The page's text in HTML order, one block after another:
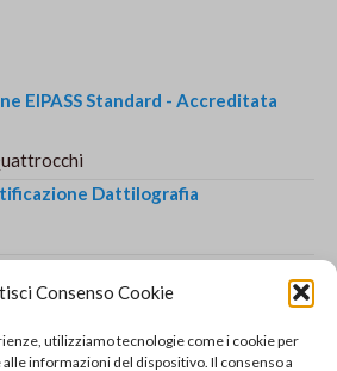
Consenso Cookie
utilizziamo tecnologie come i cookie per
informazioni del dispositivo. Il consenso a
EIPASS Standard - Accreditata
Dattilografia
- Accreditato ACCREDIA
informatica EIPASS 7